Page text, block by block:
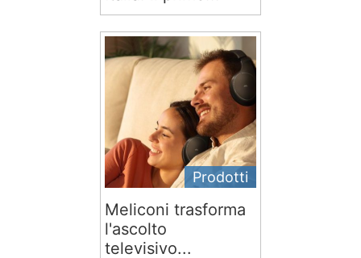
Prodotti
Meliconi trasforma
l'ascolto
televisivo...